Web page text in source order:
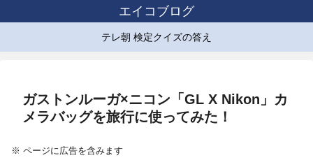
エイコブログ
テレ朝 検定クイズの答え
ガストンルーガ×ニコン「GL X Nikon」カ
メラバッグを旅行に使ってみた！
※ ページに広告を含みます